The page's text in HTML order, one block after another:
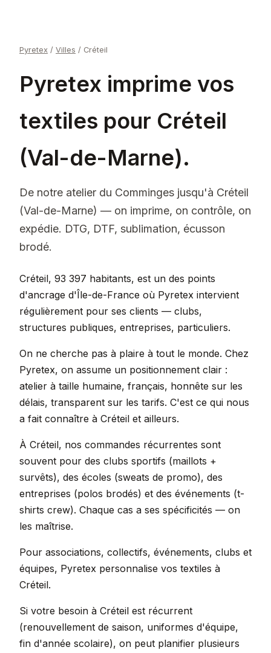
Pyretex / Villes / Créteil
Pyretex imprime vos
textiles pour Créteil
(Val-de-Marne).
De notre atelier du Comminges jusqu'à Créteil
(Val-de-Marne) — on imprime, on contrôle, on
expédie. DTG, DTF, sublimation, écusson
brodé.
Créteil, 93 397 habitants, est un des points
d'ancrage d'Île-de-France où Pyretex intervient
régulièrement pour ses clients — clubs,
structures publiques, entreprises, particuliers.
On ne cherche pas à plaire à tout le monde. Chez
Pyretex, on assume un positionnement clair :
atelier à taille humaine, français, honnête sur les
délais, transparent sur les tarifs. C'est ce qui nous
a fait connaître à Créteil et ailleurs.
À Créteil, nos commandes récurrentes sont
souvent pour des clubs sportifs (maillots +
survêts), des écoles (sweats de promo), des
entreprises (polos brodés) et des événements (t-
shirts crew). Chaque cas a ses spécificités — on
les maîtrise.
Pour associations, collectifs, événements, clubs et
équipes, Pyretex personnalise vos textiles à
Créteil.
Si votre besoin à Créteil est récurrent
(renouvellement de saison, uniformes d'équipe,
fin d'année scolaire), on peut planifier plusieurs